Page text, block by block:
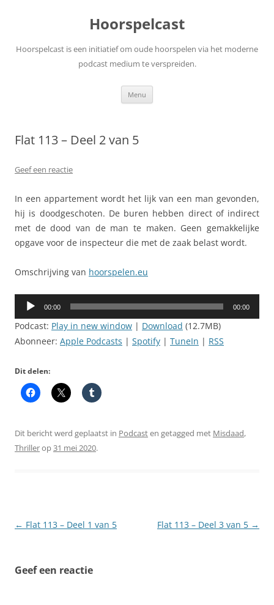
Hoorspelcast
Hoorspelcast is een initiatief om oude hoorspelen via het moderne
podcast medium te verspreiden.
Menu
Flat 113 – Deel 2 van 5
Geef een reactie
In een appartement wordt het lijk van een man gevonden,
hij is doodgeschoten. De buren hebben direct of indirect
met de dood van de man te maken. Geen gemakkelijke
opgave voor de inspecteur die met de zaak belast wordt.
Omschrijving van hoorspelen.eu
Audiospeler
00:00 00:00
Podcast: Play in new window | Download (12.7MB)
Abonneer: Apple Podcasts | Spotify | TuneIn | RSS
Dit delen:
Dit bericht werd geplaatst in Podcasten getagged met Misdaad,
Thrillerop31 mei 2020.
Berichtnavigatie
← Flat 113 – Deel 1 van 5 Flat 113 – Deel 3 van 5 →
Geef een reactie